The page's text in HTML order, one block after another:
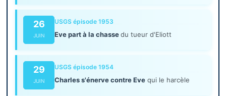
26
JUIN
USGS épisode 1953
Eve part à la chassedu tueur d'Eliott
29
JUIN
USGS épisode 1954
Charles s'énerve contre Eve qui le harcèle